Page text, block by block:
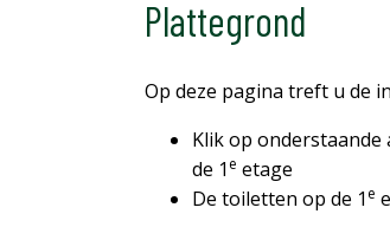
Plattegrond
Op deze pagina treft u de
Klik op
de 1 e etage
De toiletten op de 1 e